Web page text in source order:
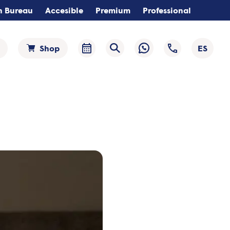
Bureau Accesible Premium Professional
Shop ES